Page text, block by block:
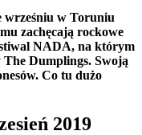
wrześniu w Toruniu
zachęcają rockowe
NADA, na którym
Dumplings. Swoją
Co tu dużo
2019